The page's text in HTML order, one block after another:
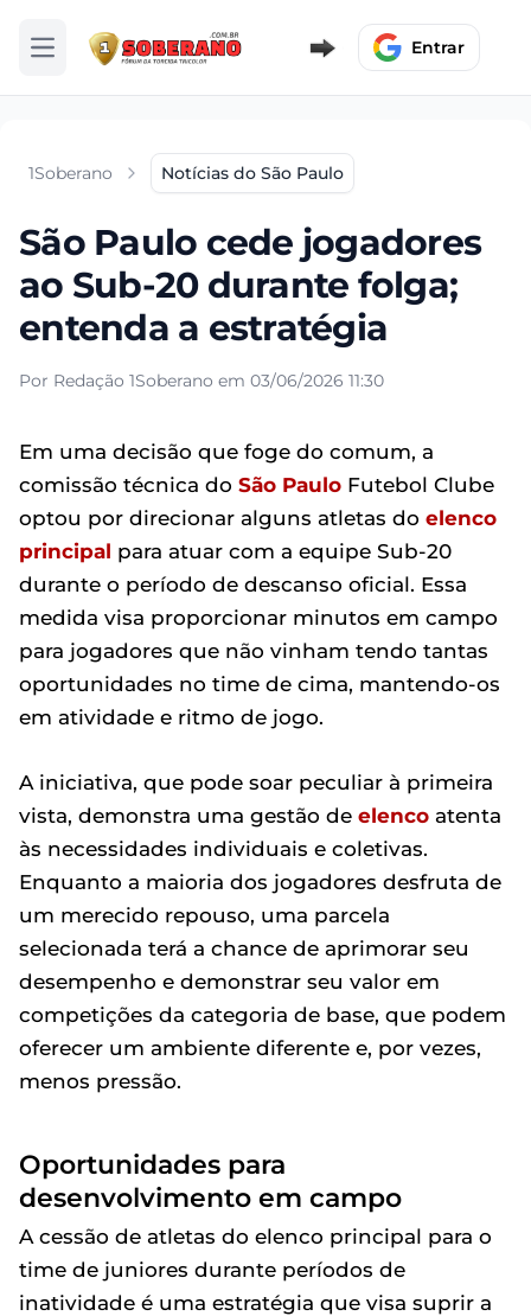
Abrir menu Entrar
1Soberano Notícias do São Paulo
São Paulo cede jogadores
ao Sub-20 durante folga;
entenda a estratégia
Por Redação 1Soberano em 03/06/2026 11:30
Em uma decisão que foge do comum, a
comissão técnica do São Paulo Futebol Clube
optou por direcionar alguns atletas do elenco
principal para atuar com a equipe Sub-20
durante o período de descanso oficial. Essa
medida visa proporcionar minutos em campo
para jogadores que não vinham tendo tantas
oportunidades no time de cima, mantendo-os
em atividade e ritmo de jogo.
A iniciativa, que pode soar peculiar à primeira
vista, demonstra uma gestão de elenco atenta
às necessidades individuais e coletivas.
Enquanto a maioria dos jogadores desfruta de
um merecido repouso, uma parcela
selecionada terá a chance de aprimorar seu
desempenho e demonstrar seu valor em
competições da categoria de base, que podem
oferecer um ambiente diferente e, por vezes,
menos pressão.
Oportunidades para
desenvolvimento em campo
A cessão de atletas do elenco principal para o
time de juniores durante períodos de
inatividade é uma estratégia que visa suprir a